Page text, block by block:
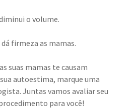
o volume.
firmeza as mamas.
suas mamas te causam
autoestima, marque uma
Juntas vamos avaliar seu
para você!